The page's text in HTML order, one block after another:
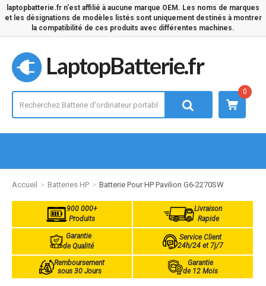
laptopbatterie.fr n'est affilié à aucune marque OEM. Les noms de marques
et les désignations de modèles listés sont uniquement destinés à montrer
la compatibilité de ces produits avec différentes machines.
LaptopBatterie.fr
0
Accueil Batteries HP Batterie Pour HP Pavilion G6-2270SW
900 000+
Produits
Livraison
Rapide
Garantie
de Qualité
Service Client
24h/24 et 7j/7
Remboursement
sous 30 Jours
Garantie
de 12 Mois